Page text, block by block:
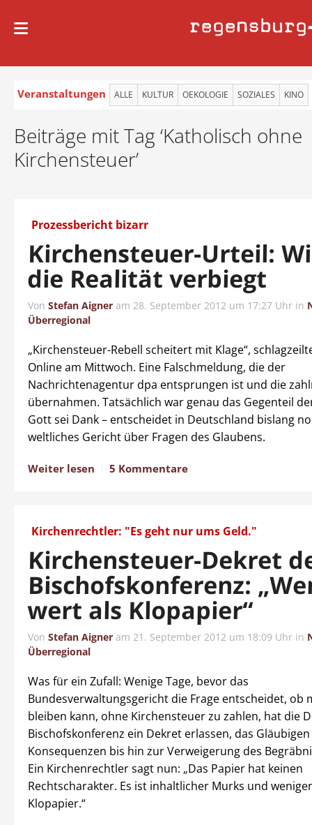
regensburg
Veranstaltungen ALLE KULTUR OEKOLOGIE SOZIALES KINO
Beiträge mit Tag ‘Katholisch ohne
Kirchensteuer’
Prozessbericht bizarr
Kirchensteuer-Urteil:
die Realität verbiegt
Von Stefan Aigner am 28. September 2012 um 17:27 Uhr in
Überregional
„Kirchensteuer-Rebell scheitert mit Klage“,
Online am Mittwoch. Eine Falschmeldung, die der
Nachrichtenagentur dpa entsprungen ist und die
übernahmen. Tatsächlich war genau das Gegenteil
Gott sei Dank – entscheidet in Deutschland bislang
weltliches Gericht über Fragen des Glaubens.
Weiter lesen 5 Kommentare
Kirchenrechtler: "Es geht nur ums Geld."
Kirchensteuer-Dekret
Bischofskonferenz:
wert als Klopapier“
Von Stefan Aigner am 21. September 2012 um 18:09 Uhr in
Überregional
Was für ein Zufall: Wenige Tage, bevor das
Bundesverwaltungsgericht die Frage entscheidet, ob
bleiben kann, ohne Kirchensteuer zu zahlen, hat die
Bischofskonferenz ein Dekret erlassen, das
Konsequenzen bis hin zur Verweigerung des
Ein Kirchenrechtler sagt nun: „Das Papier hat keinen
Rechtscharakter. Es ist inhaltlicher Murks und
Klopapier.“